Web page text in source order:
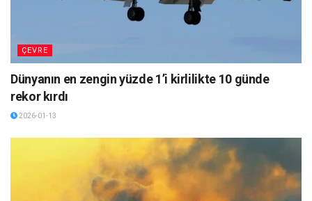
ÇEVRE
Dünyanın en zengin yüzde 1’i kirlilikte 10 günde
rekor kırdı
2026-01-13